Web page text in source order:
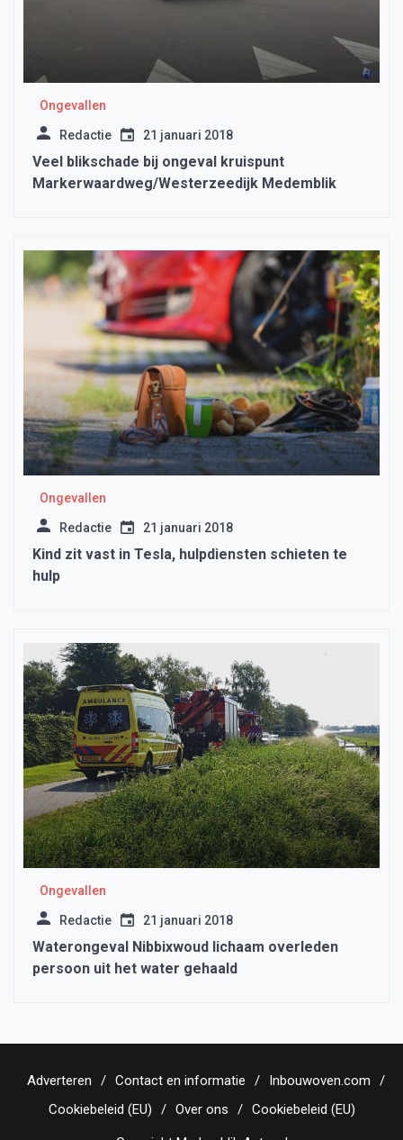
Ongevallen
Redactie 21 januari 2018
Veel blikschade bij ongeval kruispunt
Markerwaardweg/Westerzeedijk Medemblik
Ongevallen
Redactie 21 januari 2018
Kind zit vast in Tesla, hulpdiensten schieten te
hulp
Ongevallen
Redactie 21 januari 2018
Waterongeval Nibbixwoud lichaam overleden
persoon uit het water gehaald
Adverteren Contact en informatie
Inbouwoven.com
Cookiebeleid (EU)
Over ons Cookiebeleid (EU)